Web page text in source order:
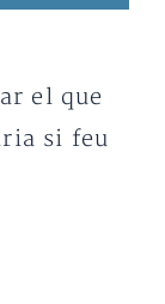
el que
si feu